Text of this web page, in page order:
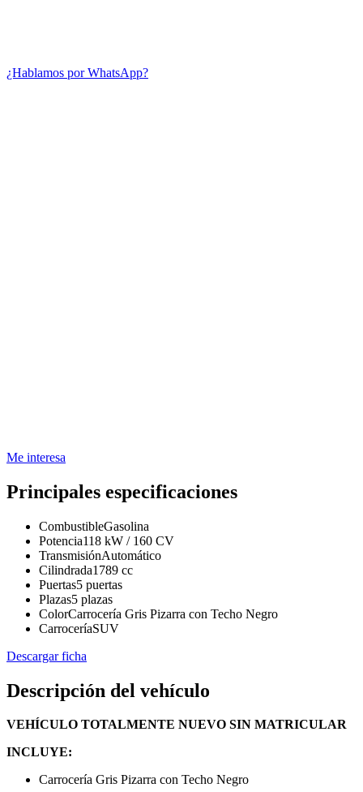
¿Hablamos por WhatsApp?
Me interesa
Principales especificaciones
CombustibleGasolina
Potencia118 kW / 160 CV
TransmisiónAutomático
Cilindrada1789 cc
Puertas5 puertas
Plazas5 plazas
ColorCarrocería Gris Pizarra con Techo Negro
CarroceríaSUV
Descargar ficha
Descripción del vehículo
VEHÍCULO TOTALMENTE NUEVO SIN MATRICULAR
INCLUYE:
Carrocería Gris Pizarra con Techo Negro